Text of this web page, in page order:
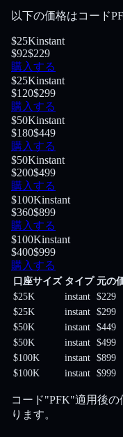
以下の価格はコード
$25Kinstant
$92$229
購入する
$25Kinstant
$120$299
購入する
$50Kinstant
$180$449
購入する
$50Kinstant
$200$499
購入する
$100Kinstant
$360$899
購入する
$100Kinstant
$400$999
購入する
口座サイズ タイプ 元の
$25K
instant $229
$25K
instant $299
$50K
instant $449
$50K
instant $499
$100K
instant $899
$100K
instant $999
コード"PFK"適用後
ります。